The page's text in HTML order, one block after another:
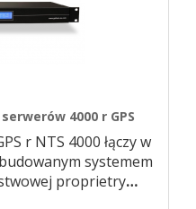
4000 r GPS
r NTS 4000 łączy w
systemem
proprietry…